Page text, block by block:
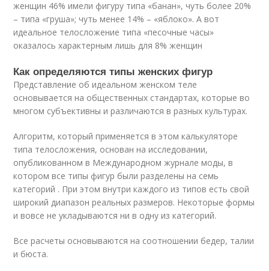
женщин 46% имели фигуру типа «банан», чуть более 20%
– типа «груша»; чуть менее 14% – «яблоко». А вот
идеальное телосложение типа «песочные часы»
оказалось характерным лишь для 8% женщин
Как определяются типы женских фигур
Представление об идеальном женском теле
основывается на общественных стандартах, которые во
многом субъективны и различаются в разных культурах.
Алгоритм, который применяется в этом калькуляторе
типа телосложения, основан на исследовании,
опубликованном в Международном журнале моды, в
котором все типы фигур были разделены на семь
категорий . При этом внутри каждого из типов есть свой
широкий диапазон реальных размеров. Некоторые формы
и вовсе не укладываются ни в одну из категорий.
Все расчеты основываются на соотношении бедер, талии
и бюста.